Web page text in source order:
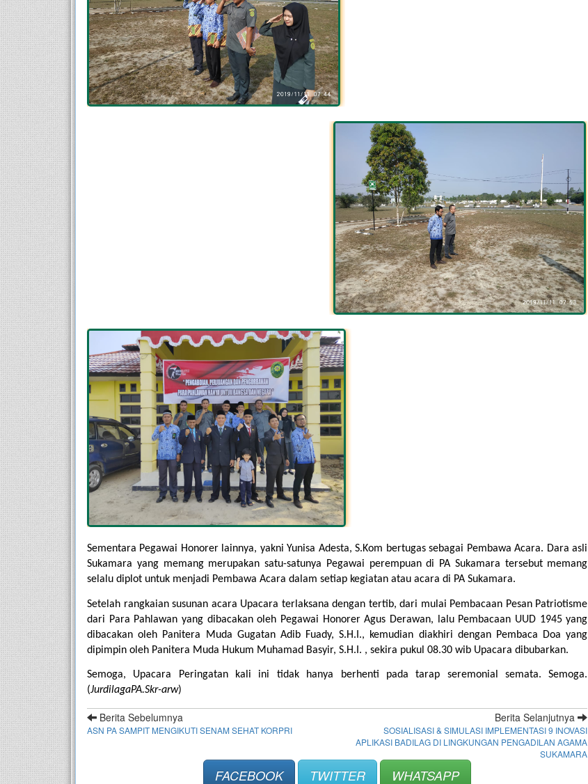
Sementara Pegawai Honorer lainnya, yakni Yunisa Adesta, S.Kom bertugas sebagai Pembawa Acara. Dara asli
Sukamara yang memang merupakan satu-satunya Pegawai perempuan di PA Sukamara tersebut memang
selalu diplot untuk menjadi Pembawa Acara dalam setiap kegiatan atau acara di PA Sukamara.
Setelah rangkaian susunan acara Upacara terlaksana dengan tertib, dari mulai Pembacaan Pesan Patriotisme
dari Para Pahlawan yang dibacakan oleh Pegawai Honorer Agus Derawan, lalu Pembacaan UUD 1945 yang
dibacakan oleh Panitera Muda Gugatan Adib Fuady, S.H.I., kemudian diakhiri dengan Pembaca Doa yang
dipimpin oleh Panitera Muda Hukum Muhamad Basyir, S.H.I. , sekira pukul 08.30 wib Upacara dibubarkan.
Semoga, Upacara Peringatan kali ini tidak hanya berhenti pada tarap seremonial semata. Semoga.
(JurdilagaPA.Skr-arw)
Berita Sebelumnya
ASN PA SAMPIT MENGIKUTI SENAM SEHAT KORPRI
Berita Selanjutnya
SOSIALISASI & SIMULASI IMPLEMENTASI 9 INOVASI
APLIKASI BADILAG DI LINGKUNGAN PENGADILAN AGAMA
SUKAMARA
FACEBOOK TWITTER WHATSAPP